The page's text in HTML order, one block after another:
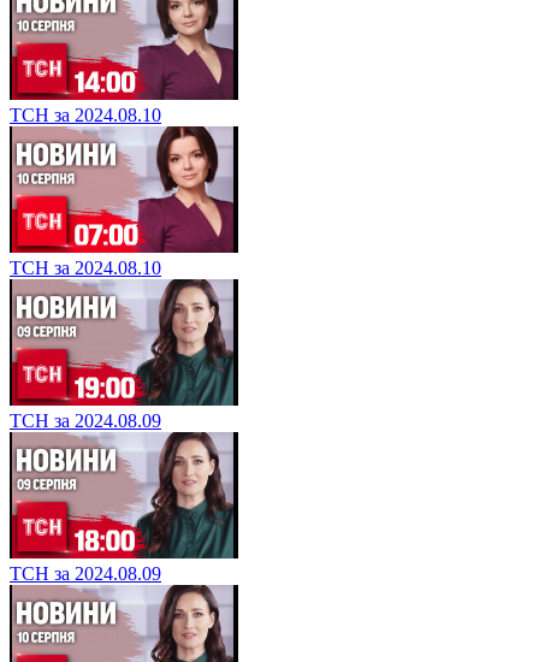
ТСН за 2024.08.10
ТСН за 2024.08.10
ТСН за 2024.08.09
ТСН за 2024.08.09